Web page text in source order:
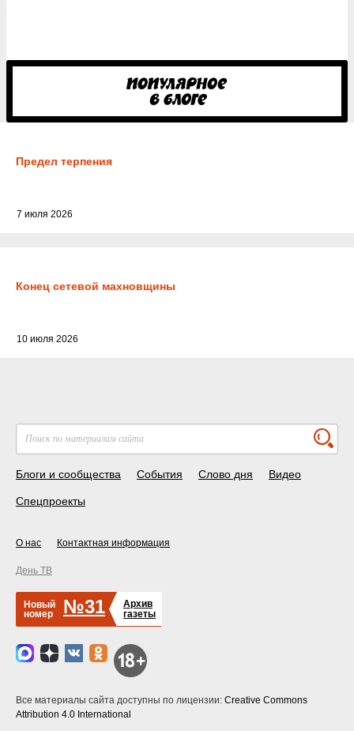
Предел терпения
7 июля 2026
Конец сетевой махновщины
10 июля 2026
Блоги и сообщества События Слово дня Видео
Спецпроекты
О нас Контактная информация
День ТВ
Новый
номер
№31
Архив
газеты
Все материалы сайта доступны по лицензии: Creative Commons
Attribution 4.0 International